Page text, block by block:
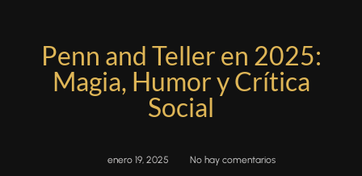
Penn and Teller en 2025:
Magia, Humor y Crítica
Social
enero 19, 2025 No hay comentarios